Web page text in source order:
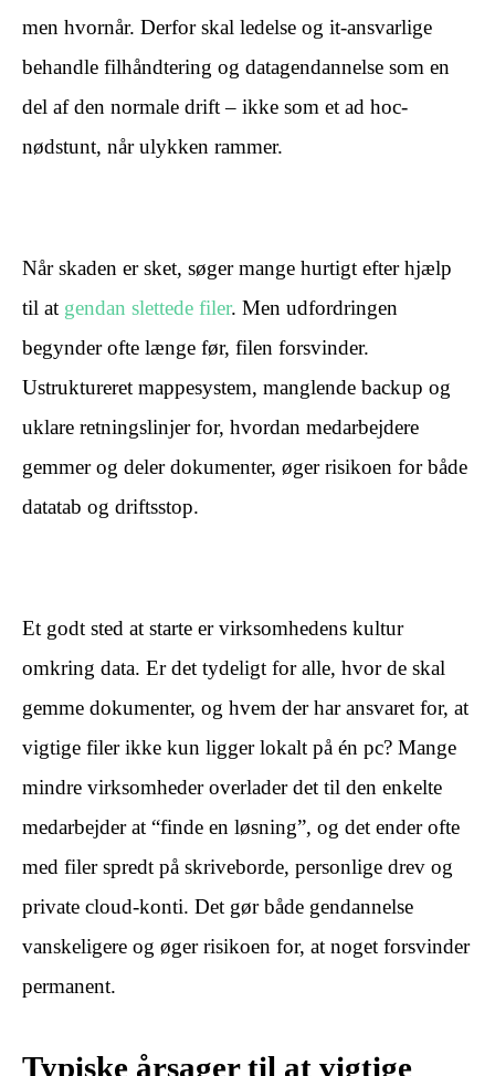
men hvornår. Derfor skal ledelse og it-ansvarlige
behandle filhåndtering og datagendannelse som en
del af den normale drift – ikke som et ad hoc-
nødstunt, når ulykken rammer.
Når skaden er sket, søger mange hurtigt efter hjælp
til at gendan slettede filer. Men udfordringen
begynder ofte længe før, filen forsvinder.
Ustruktureret mappesystem, manglende backup og
uklare retningslinjer for, hvordan medarbejdere
gemmer og deler dokumenter, øger risikoen for både
datatab og driftsstop.
Et godt sted at starte er virksomhedens kultur
omkring data. Er det tydeligt for alle, hvor de skal
gemme dokumenter, og hvem der har ansvaret for, at
vigtige filer ikke kun ligger lokalt på én pc? Mange
mindre virksomheder overlader det til den enkelte
medarbejder at “finde en løsning”, og det ender ofte
med filer spredt på skriveborde, personlige drev og
private cloud-konti. Det gør både gendannelse
vanskeligere og øger risikoen for, at noget forsvinder
permanent.
Typiske årsager til at vigtige